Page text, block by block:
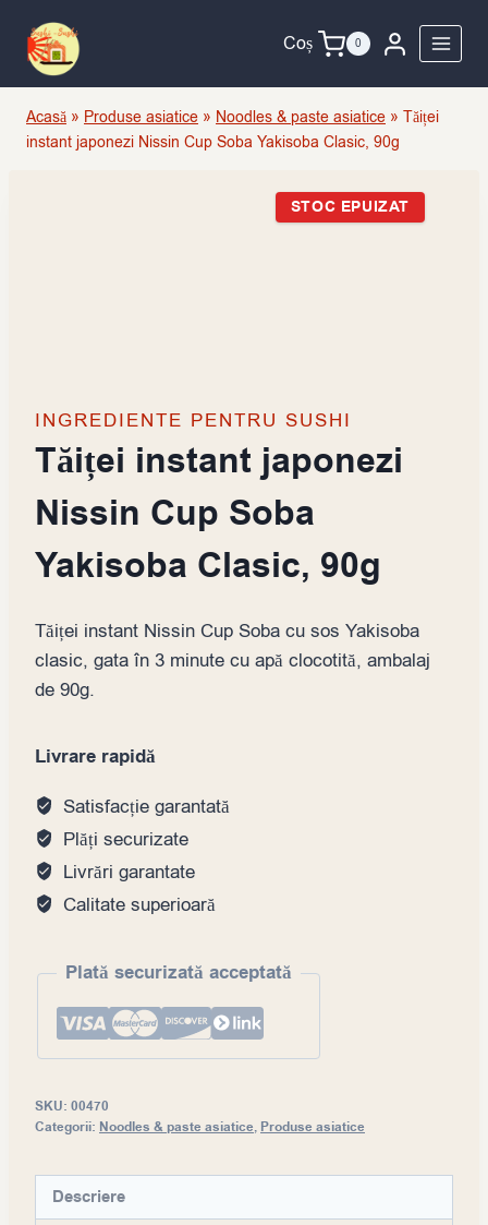
content
Coș 0
Acasă » Produse asiatice » Noodles & paste asiatice » Tăiței
instant japonezi Nissin Cup Soba Yakisoba Clasic, 90g
STOC EPUIZAT
INGREDIENTE PENTRU SUSHI
Tăiței instant japonezi
Nissin Cup Soba
Yakisoba Clasic, 90g
Tăiței instant Nissin Cup Soba cu sos Yakisoba
clasic, gata în 3 minute cu apă clocotită, ambalaj
de 90g.
Livrare rapidă
Satisfacție garantată
Plăți securizate
Livrări garantate
Calitate superioară
Plată securizată acceptată
SKU: 00470
Categorii: Noodles & paste asiatice, Produse asiatice
Descriere